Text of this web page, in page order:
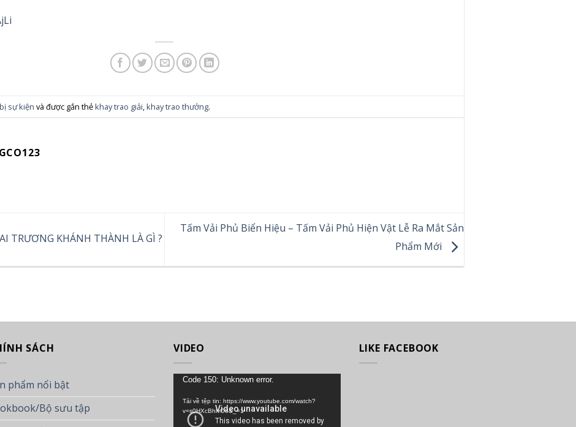
sự kiện và được gắn thẻkhay trao giải,khay trao thưởng.
TRƯƠNG KHÁNH THÀNH LÀ GÌ ?
Tấm Vải Phủ Biển Hiệu – Tấm Vải Phủ Hiện Vật Lễ Ra Mắt Sản
Phẩm Mới
SÁCH
phẩm nổi bật
Bộ sưu tập
VIDEO
Trình
chơi
Video
Code 150: Unknown error.
Tải về tệp tin: https://www.youtube.com/watch?
v=s0HXcBhlvO8&_=1
LIKE FACEBOOK